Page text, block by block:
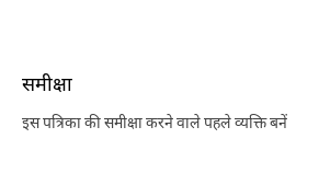
समीक्षा
इस पत्रिका की समीक्षा करने वाले पहले व्यक्ति बनें